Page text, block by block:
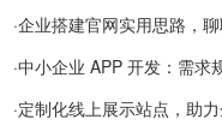
·企业搭建官网实用思路，聊聊建站容易
·中小企业 APP 开发：需求规划与项目落地避
·定制化线上展示站点，助力企业打通线